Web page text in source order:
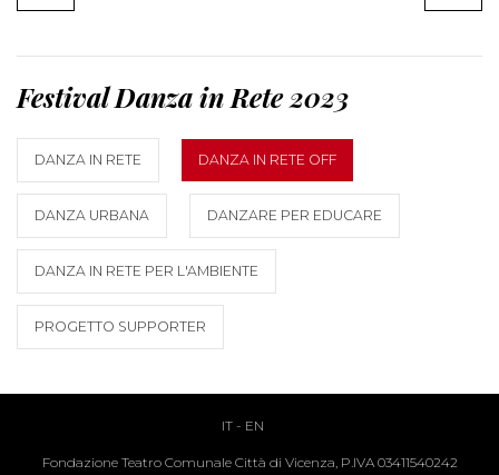
Festival Danza in Rete 2023
DANZA IN RETE DANZA IN RETE OFF
DANZA URBANA DANZARE PER EDUCARE
DANZA IN RETE PER L'AMBIENTE
PROGETTO SUPPORTER
IT - EN
Fondazione Teatro Comunale Città di Vicenza, P.IVA 03411540242